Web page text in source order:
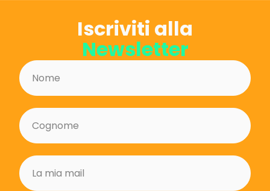
Iscriviti alla
Newsletter